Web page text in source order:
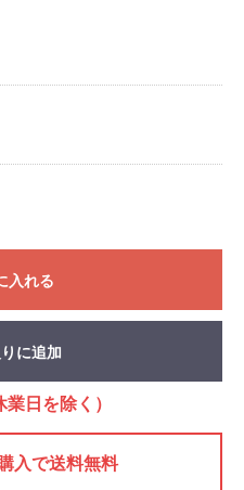
入れる
に追加
日を除く）
入で送料無料